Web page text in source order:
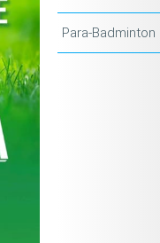
Para-Badminton